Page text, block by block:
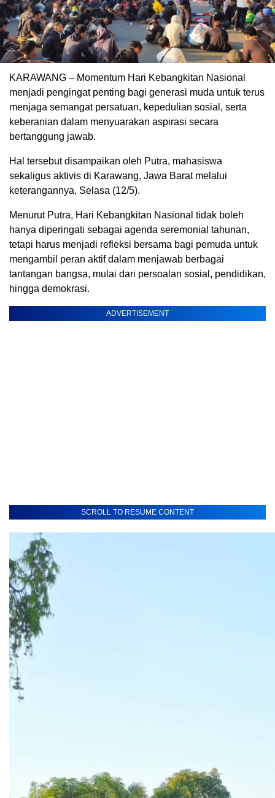
KARAWANG – Momentum Hari Kebangkitan Nasional
menjadi pengingat penting bagi generasi muda untuk terus
menjaga semangat persatuan, kepedulian sosial, serta
keberanian dalam menyuarakan aspirasi secara
bertanggung jawab.
Hal tersebut disampaikan oleh Putra, mahasiswa
sekaligus aktivis di Karawang, Jawa Barat melalui
keterangannya, Selasa (12/5).
Menurut Putra, Hari Kebangkitan Nasional tidak boleh
hanya diperingati sebagai agenda seremonial tahunan,
tetapi harus menjadi refleksi bersama bagi pemuda untuk
mengambil peran aktif dalam menjawab berbagai
tantangan bangsa, mulai dari persoalan sosial, pendidikan,
hingga demokrasi.
ADVERTISEMENT
SCROLL TO RESUME CONTENT